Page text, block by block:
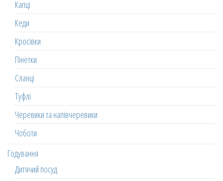
Капці
Кеди
Кросівки
Пінетки
Сланці
Туфлі
Черевики та напівчеревики
Чоботи
Годування
Дитячий посуд